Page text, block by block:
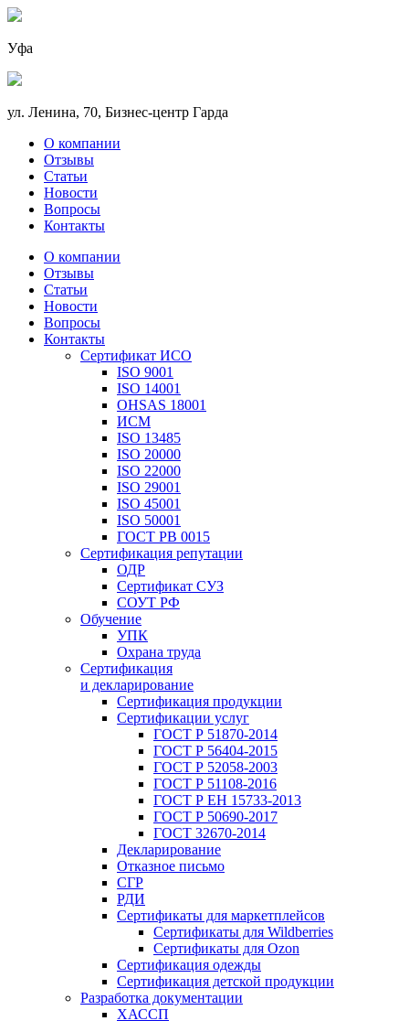
Уфа
ул. Ленина, 70, Бизнес-центр Гарда
О компании
Отзывы
Статьи
Новости
Вопросы
Контакты
О компании
Отзывы
Статьи
Новости
Вопросы
Контакты
Сертификат ИСО
ISO 9001
ISO 14001
OHSAS 18001
ИСМ
ISO 13485
ISO 20000
ISO 22000
ISO 29001
ISO 45001
ISO 50001
ГОСТ РВ 0015
Сертификация репутации
ОДР
Сертификат СУЗ
СОУТ РФ
Обучение
УПК
Охрана труда
Сертификация
и декларирование
Сертификация продукции
Сертификации услуг
ГОСТ Р 51870-2014
ГОСТ Р 56404-2015
ГОСТ Р 52058-2003
ГОСТ Р 51108-2016
ГОСТ Р ЕН 15733-2013
ГОСТ Р 50690-2017
ГОСТ 32670-2014
Декларирование
Отказное письмо
СГР
РДИ
Сертификаты для маркетплейсов
Сертификаты для Wildberries
Сертификаты для Ozon
Сертификация одежды
Сертификация детской продукции
Разработка документации
ХАССП